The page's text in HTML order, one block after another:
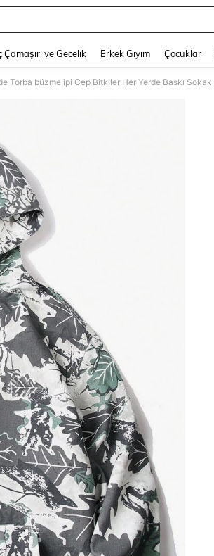
Çamaşırı ve Gecelik Erkek Giyim Çocuklar
Torba büzme ipi Cep Bitkiler Her Yerde Baskı